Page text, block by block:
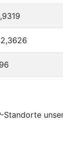
Standorte